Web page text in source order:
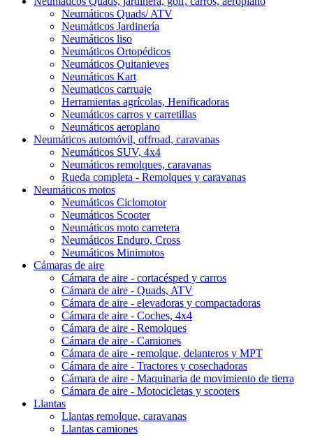
Neumáticos Quads/ ATV
Neumáticos Jardinería
Neumáticos liso
Neumáticos Ortopédicos
Neumáticos Quitanieves
Neumáticos Kart
Neumaticos carruaje
Herramientas agrícolas, Henificadoras
Neumáticos carros y carretillas
Neumáticos aeroplano
Neumáticos automóvil, offroad, caravanas
Neumáticos SUV, 4x4
Neumáticos remolques, caravanas
Rueda completa - Remolques y caravanas
Neumáticos motos
Neumáticos Ciclomotor
Neumáticos Scooter
Neumáticos moto carretera
Neumáticos Enduro, Cross
Neumáticos Minimotos
Cámaras de aire
Cámara de aire - cortacésped y carros
Cámara de aire - Quads, ATV
Cámara de aire - elevadoras y compactadoras
Cámara de aire - Coches, 4x4
Cámara de aire - Remolques
Cámara de aire - Camiones
Cámara de aire - remolque, delanteros y MPT
Cámara de aire - Tractores y cosechadoras
Cámara de aire - Maquinaria de movimiento de tierra
Cámara de aire - Motocicletas y scooters
Llantas
Llantas remolque, caravanas
Llantas camiones